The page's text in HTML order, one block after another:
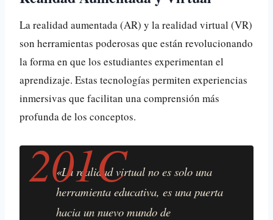
La realidad aumentada (AR) y la realidad virtual (VR)
son herramientas poderosas que están revolucionando
la forma en que los estudiantes experimentan el
aprendizaje. Estas tecnologías permiten experiencias
inmersivas que facilitan una comprensión más
profunda de los conceptos.
«La realidad virtual no es solo una
herramienta educativa, es una puerta
hacia un nuevo mundo de